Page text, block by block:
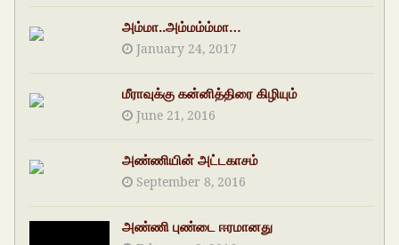
அம்மா..அம்மம்ம்மா…
January 24, 2017
மீராவுக்கு கன்னித்திரை கிழியும்
June 21, 2016
அண்ணியின் அட்டகாசம்
September 8, 2016
அண்ணி புண்டை ஈரமானது